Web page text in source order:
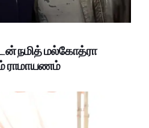
நமித் மல்கோத்ரா
ராமாயணம்